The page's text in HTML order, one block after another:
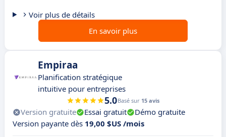
Voir plus de détails
En savoir plus
Empiraa
Planification stratégique
intuitive pour entreprises
5.0Basé sur 15 avis
Version gratuite Essai gratuit
Démo gratuite
Version payante dès 19,00 $US /mois